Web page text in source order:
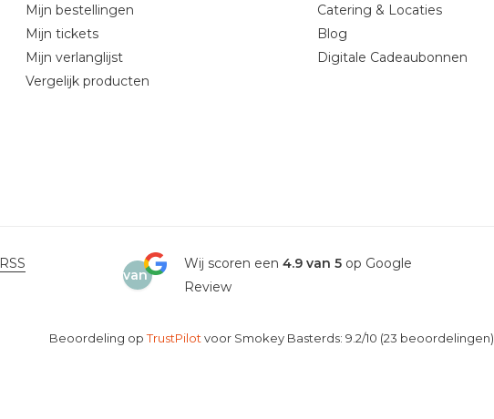
Mijn bestellingen
Mijn tickets
Mijn verlanglijst
Vergelijk producten
Catering & Locaties
Blog
Digitale Cadeaubonnen
RSS
van
Wij scoren een 4.9 van 5op Google
Review
Beoordeling opTrustPilot voor Smokey Basterds: 9.2/10 (23 beoordelingen)